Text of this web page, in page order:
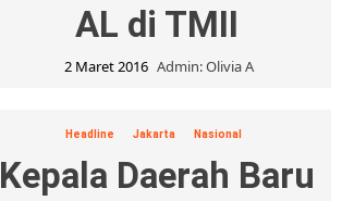
AL di TMII
2 Maret 2016 Admin: Olivia A
Headline Jakarta Nasional
Kepala Daerah Baru